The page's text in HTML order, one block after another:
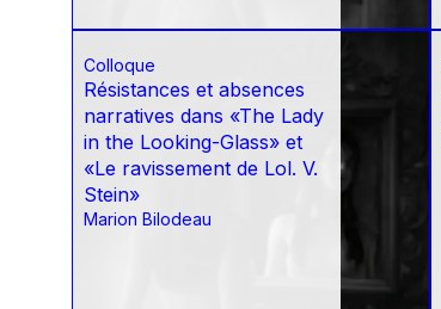
Colloque
Résistances et absences
narratives dans «The Lady
in the Looking-Glass» et
«Le ravissement de Lol. V.
Stein»
Marion Bilodeau